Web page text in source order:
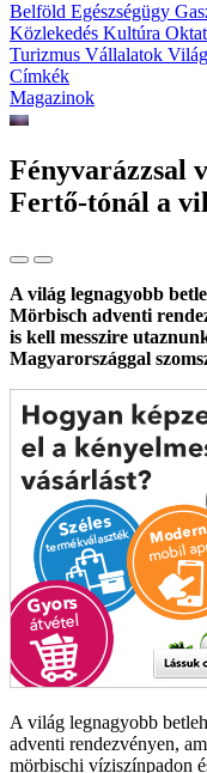
Belföld Egészségügy
Közlekedés Kultúra
Turizmus Vállalatok Világ
Címkék
Magazinok
Fényvarázzsal
Fertő-tónál a
A világ legnagyobb
Mörbisch adventi
is kell messzire
Magyarországgal
A világ legnagyobb
adventi rendezvényen,
mörbischi víziszínpadon